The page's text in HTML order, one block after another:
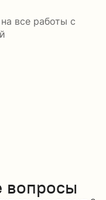
все работы с
вопросы